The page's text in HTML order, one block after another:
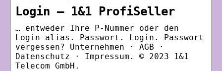
Login – 1&1 ProfiSeller
… entweder Ihre P-Nummer oder den
Login-alias. Passwort. Login. Passwort
vergessen? Unternehmen · AGB ·
Datenschutz · Impressum. © 2023 1&1
Telecom GmbH.